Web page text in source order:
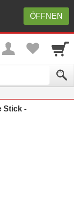
ÖFFNEN
Stick -